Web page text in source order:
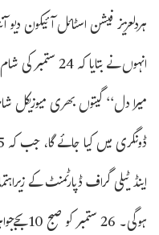
ہردلعزیز فیشن اسٹائل آئیکون
میرا دل‘‘ گیتوں بھری میوزیکل
اینڈ ٹیلی گراف ڈپارٹمنٹ کے